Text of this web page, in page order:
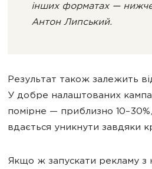
інших форматах —
Антон Липський.
Результат також залежить
У добре налаштованих
помірне — приблизно 10–30%,
вдається уникнути завдяки
Якщо ж запускати рекламу з